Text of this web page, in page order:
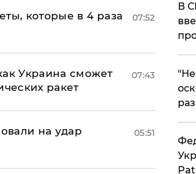
которые в 4 раза
07:52
Украина сможет
ракет
07:43
на удар
05:51
В